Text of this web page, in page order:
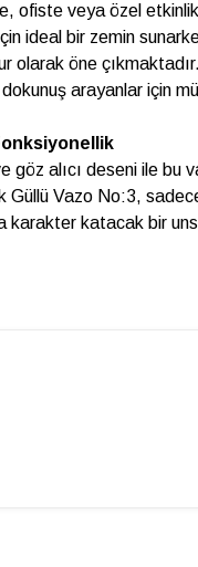
ofiste veya özel
ideal bir zemin
olarak öne
arayanlar için
göz alıcı deseni ile bu
Güllü Vazo No:3,
karakter katacak bir